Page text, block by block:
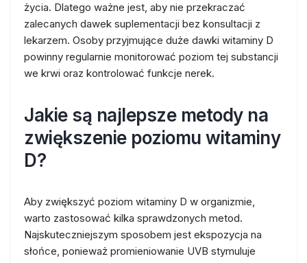
życia. Dlatego ważne jest, aby nie przekraczać
zalecanych dawek suplementacji bez konsultacji z
lekarzem. Osoby przyjmujące duże dawki witaminy D
powinny regularnie monitorować poziom tej substancji
we krwi oraz kontrolować funkcje nerek.
Jakie są najlepsze metody na
zwiększenie poziomu witaminy
D?
Aby zwiększyć poziom witaminy D w organizmie,
warto zastosować kilka sprawdzonych metod.
Najskuteczniejszym sposobem jest ekspozycja na
słońce, ponieważ promieniowanie UVB stymuluje